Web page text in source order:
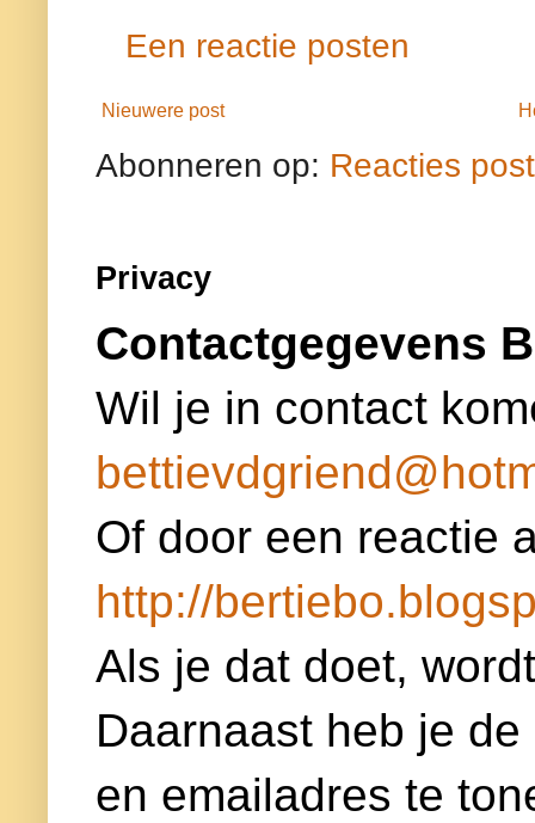
Een reactie posten
Nieuwere post
Abonneren op: Reacties
Privacy
Contactgegevens
Wil je in contact
Of door een reactie
http://
Als je dat doet,
Daarnaast heb je
en emailadres te